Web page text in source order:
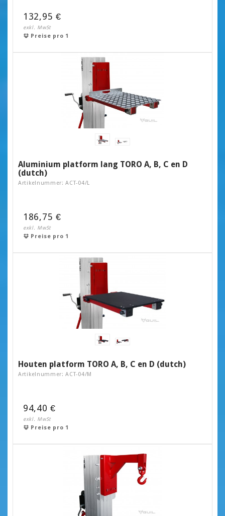
132,95 €
exkl. MwSt
Preise pro 1
Aluminium platform lang TORO A, B, C en D
(dutch)
Artikelnummer: ACT-04/L
186,75 €
exkl. MwSt
Preise pro 1
Houten platform TORO A, B, C en D (dutch)
Artikelnummer: ACT-04/M
94,40 €
exkl. MwSt
Preise pro 1